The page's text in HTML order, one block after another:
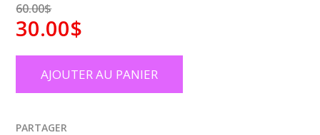
60.00$
30.00$
AJOUTER AU PANIER
PARTAGER